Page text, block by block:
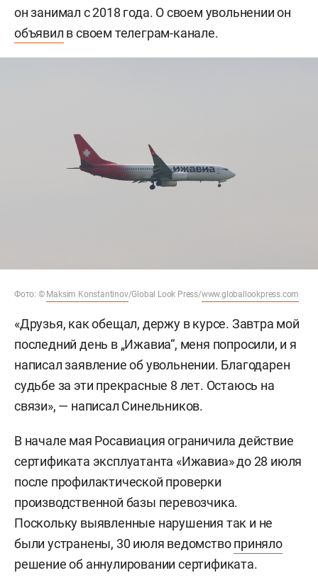
он занимал с 2018 года. О своем увольнении он
объявил в своем телеграм-канале.
Фото: © Maksim Konstantinov/Global Look Press/www.globallookpress.com
«Друзья, как обещал, держу в курсе. Завтра мой
последний день в „Ижавиа“, меня попросили, и я
написал заявление об увольнении. Благодарен
судьбе за эти прекрасные 8 лет. Остаюсь на
связи», — написал Синельников.
В начале мая Росавиация ограничила действие
сертификата эксплуатанта «Ижавиа» до 28 июля
после профилактической проверки
производственной базы перевозчика.
Поскольку выявленные нарушения так и не
были устранены, 30 июля ведомствоприняло
решение об аннулировании сертификата.